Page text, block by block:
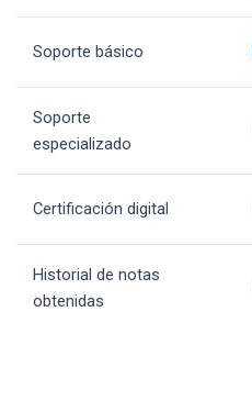
Soporte básico
Soporte
especializado
Certificación digital
Historial de notas
obtenidas